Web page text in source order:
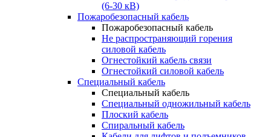
(6-30 кВ)
Пожаробезопасный кабель
Пожаробезопасный кабель
Не распространяющий горения
силовой кабель
Огнестойкий кабель связи
Огнестойкий силовой кабель
Специальный кабель
Специальный кабель
Специальный одножильный кабель
Плоский кабель
Спиральный кабель